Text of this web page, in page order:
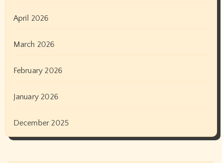
April 2026
March 2026
February 2026
January 2026
December 2025